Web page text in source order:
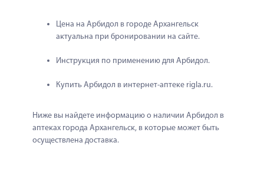
Цена на Арбидол в городе Архангельск
актуальна при бронировании на сайте.
Инструкция по применению для Арбидол.
Купить Арбидол в интернет-аптеке rigla.ru.
Ниже вы найдете информацию о наличии Арбидол в
аптеках города Архангельск, в которые может быть
осуществлена доставка.